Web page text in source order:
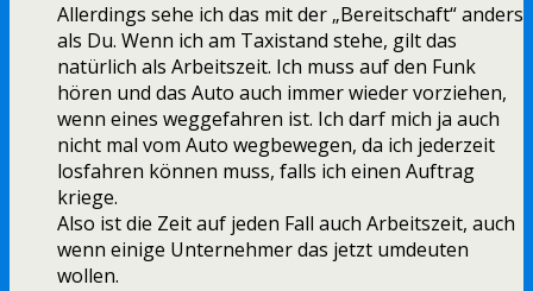
Allerdings sehe ich das mit der „Bereitschaft“ anders
als Du. Wenn ich am Taxistand stehe, gilt das
natürlich als Arbeitszeit. Ich muss auf den Funk
hören und das Auto auch immer wieder vorziehen,
wenn eines weggefahren ist. Ich darf mich ja auch
nicht mal vom Auto wegbewegen, da ich jederzeit
losfahren können muss, falls ich einen Auftrag
kriege.
Also ist die Zeit auf jeden Fall auch Arbeitszeit, auch
wenn einige Unternehmer das jetzt umdeuten
wollen.